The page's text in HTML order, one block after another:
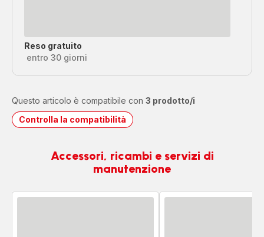
Reso gratuito
entro 30 giorni
Questo articolo è compatibile con 3 prodotto/i
Controlla la compatibilità
Accessori, ricambi e servizi di
manutenzione